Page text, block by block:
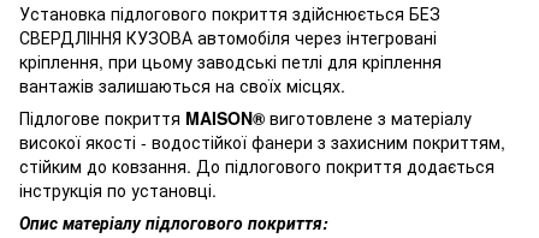
Установка підлогового покриття здійснюється БЕЗ
СВЕРДЛІННЯ КУЗОВА автомобіля через інтегровані
кріплення, при цьому заводські петлі для кріплення
вантажів залишаються на своїх місцях.
Підлогове покриття MAISON® виготовлене з матеріалу
високої якості - водостійкої фанери з захисним покриттям,
стійким до ковзання. До підлогового покриття додається
інструкція по установці.
Опис матеріалу підлогового покриття: